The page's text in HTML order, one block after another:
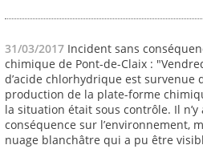
31/03/2017 Incident sans
chimique de Pont-de-Claix :
d’acide chlorhydrique est survenue
production de la plate-forme
la situation était sous contrôle. Il
conséquence sur l’environnement,
nuage blanchâtre qui a pu être